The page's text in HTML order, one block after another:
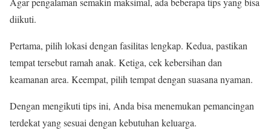
diikuti.
Pertama, pilih lokasi dengan fasilitas lengkap. Kedua, pastikan
tempat tersebut ramah anak. Ketiga, cek kebersihan dan
keamanan area. Keempat, pilih tempat dengan suasana nyaman.
Dengan mengikuti tips ini, Anda bisa menemukan pemancingan
terdekat yang sesuai dengan kebutuhan keluarga.